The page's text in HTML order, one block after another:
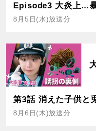
Episode3 大炎上…
8月5日(水)放送分
第3話 消えた子供と
8月6日(木)放送分